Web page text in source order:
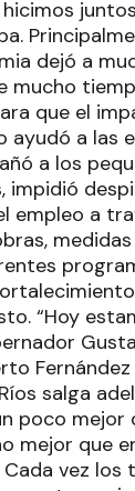
dejó a
mucho
que el
ayudó a las
a los
impidió
empleo a
“Hoy
salga
poco mejor
mejor que
Cada vez los